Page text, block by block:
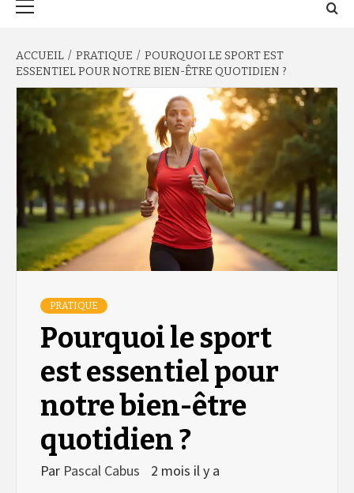
ACCUEIL PRATIQUE
POURQUOI LE SPORT EST
ESSENTIEL POUR NOTRE BIEN-ÊTRE QUOTIDIEN ?
PRATIQUE
Pourquoi le sport
est essentiel pour
notre bien-être
quotidien ?
Par Pascal Cabus 2 mois il y a